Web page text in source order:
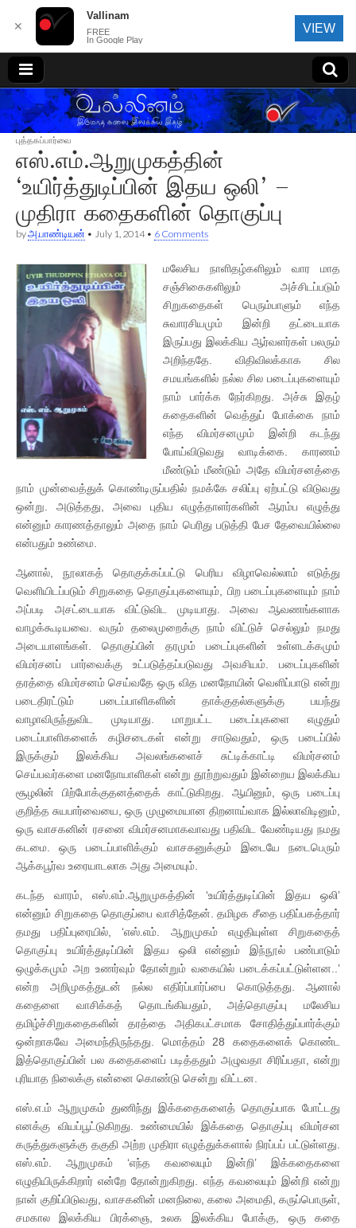
வல்லினம்
புத்தகப்பார்வை
எஸ்.எம்.ஆறுமுகத்தின்
‘உயிர்த்துடிப்பின் இதய ஒலி’ –
முதிரா கதைகளின் தொகுப்பு
byஅ.பாண்டியன் • July 1, 2014• 6 Comments
மலேசிய நாளிதழ்களிலும் வார மாத
சஞ்சிகைகளிலும் அச்சிடப்படும்
சிறுகதைகள் பெரும்பாளும் எந்த
சுவாரசியமும் இன்றி தட்டையாக
இருப்பது இலக்கிய ஆர்வளர்கள் பலரும்
அறிந்ததே. விதிவிலக்காக சில
சமயங்களில் நல்ல சில படைப்புகளையும்
நாம் பார்க்க நேர்கிறது. அச்சு இதழ்
கதைகளின் வெத்துப் போக்கை நாம்
எந்த விமர்சனமும் இன்றி கடந்து
போய்விடுவது வாடிக்கை. காரணம்
மீண்டும் மீண்டும் அதே விமர்சனத்தை
நாம் முன்வைத்துக் கொண்டிருப்பதில் நமக்கே சலிப்பு ஏற்பட்டு விடுவது
ஒன்று. அடுத்தது, அவை புதிய எழுத்தாளர்களின் ஆரம்ப எழுத்து
என்னும் காரணத்தாலும் அதை நாம் பெரிது படுத்தி பேச தேவையில்லை
என்பதும் உண்மை.
ஆனால், நூலாகத் தொகுக்கப்பட்டு பெரிய விழாவெல்லாம் எடுத்து
வெளியிடப்படும் சிறுகதை தொகுப்புகளையும், பிற படைப்புகளையும் நாம்
அப்படி அசட்டையாக விட்டுவிட முடியாது. அவை ஆவணங்களாக
வாழக்கூடியவை. வரும் தலைமுறைக்கு நாம் விட்டுச் செல்லும் நமது
அடையாளங்கள். தொகுப்பின் தரமும் படைப்புகளின் உள்ளடக்கமும்
விமர்சனப் பார்வைக்கு உட்படுத்தப்படுவது அவசியம். படைப்புகளின்
தரத்தை விமர்சனம் செய்வதே ஒரு வித மனநோயின் வெளிப்பாடு என்று
படைதிரட்டும் படைப்பாளிகளின் தாக்குதல்களுக்கு பயந்து
வாழாவிருந்துவிட முடியாது. மாறுபட்ட படைப்புகளை எழுதும்
படைப்பாளிகளைக் கழிசடைகள் என்று சாடுவதும், ஒரு படைப்பில்
இருக்கும் இலக்கிய அவலங்களைச் சுட்டிக்காட்டி விமர்சனம்
செய்பவர்களை மனநோயாளிகள் என்று தூற்றுவதும் இன்றைய இலக்கிய
சூழலின் பிற்போக்குதனத்தைக் காட்டுகிறது. ஆயினும், ஒரு படைப்பு
குறித்த சுயபார்வையை, ஒரு முழுமையான திறனாய்வாக இல்லாவிடினும்,
ஒரு வாசகனின் ரசனை விமர்சனமாகவாவது பதிவிட வேண்டியது நமது
கடமை. ஒரு படைப்பாளிக்கும் வாசகனுக்கும் இடையே நடைபெரும்
ஆக்கபூர்வ உரையாடலாக அது அமையும்.
கடந்த வாரம், எஸ்.எம்.ஆறுமுகத்தின் ‘உயிர்த்துடிப்பின் இதய ஒலி’
என்னும் சிறுகதை தொகுப்பை வாசித்தேன். தமிழக சீதை பதிப்பகத்தார்
தமது பதிப்புரையில், ‘எஸ்.எம். ஆறுமுகம் எழுதியுள்ள சிறுகதைத்
தொகுப்பு உயிர்த்துடிப்பின் இதய ஒலி என்னும் இந்நூல் பண்பாடும்
ஒழுக்கமும் அற உணர்வும் தோன்றும் வகையில் படைக்கப்பட்டுள்ளன..’
என்ற அறிமுகத்துடன் நல்ல எதிர்ப்பார்ப்பை கொடுத்தது. ஆனால்
கதைளை வாசிக்கத் தொடங்கியதும், அத்தொகுப்பு மலேசிய
தமிழ்ச்சிறுகதைகளின் தரத்தை அதிகபட்சமாக சோதித்துப்பார்க்கும்
ஒன்றாகவே அமைந்திருந்தது. மொத்தம் 28 கதைகளைக் கொண்ட
இத்தொகுப்பின் பல கதைகளைப் படித்ததும் அழுவதா சிரிப்பதா, என்று
புரியாத நிலைக்கு என்னை கொண்டு சென்று விட்டன.
எஸ்.எ.ம் ஆறுமுகம் துணிந்து இக்கதைகளைத் தொகுப்பாக போட்டது
எனக்கு வியப்பூட்டுகிறது. உண்மையில் இக்கதை தொகுப்பு விமர்சன
கருத்துகளுக்கு தகுதி அற்ற முதிரா எழுத்துக்களால் நிரப்பப் பட்டுள்ளது.
எஸ்.எம். ஆறுமுகம் ‘எந்த கவலையும் இன்றி’ இக்கதைகளை
எழுதியிருக்கிறார் என்றே தோன்றுகிறது. எந்த கவலையும் இன்றி என்று
நான் குறிப்பிடுவது, வாசகனின் மனநிலை, கலை அமைதி, கருப்பொருள்,
சமகால இலக்கிய பிரக்ஞை, உலக இலக்கிய போக்கு, ஒரு கதை
✕
Vallinam
FREE
In Google Play
VIEW